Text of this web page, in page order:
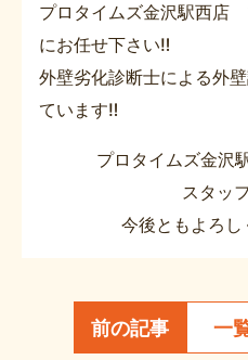
プロタイムズ金沢駅西店
にお任せ下さい‼
外壁劣化診断士による外
ています‼
プロタイムズ金沢
スタッ
今後ともよろ
前の記事 一